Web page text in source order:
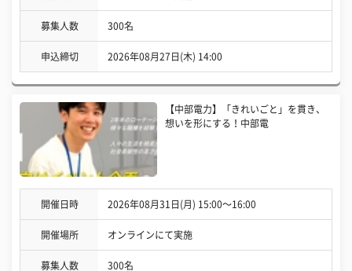
募集人数 300名
申込締切 2026年08月27日(木) 14:00
【中部電力】「きれいごと」を貫き、
想いを形にする！中部電
開催日時 2026年08月31日(月) 15:00〜16:00
開催場所 オンラインにて実施
募集人数 300名